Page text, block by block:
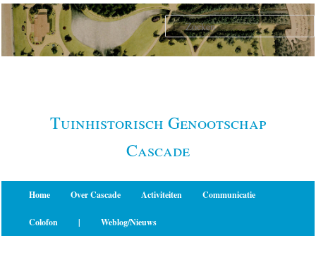
Spring
naar
primaire
Tuinhistorisch Genootschap
Cascade
Home Over Cascade Activiteiten Communicatie
Colofon | Weblog/Nieuws